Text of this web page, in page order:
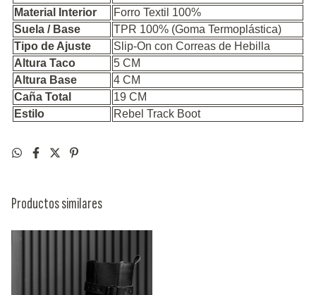
Material Interior
Forro Textil 100%
Suela / Base
TPR 100% (Goma Termoplástica)
Tipo de Ajuste
Slip-On con Correas de Hebilla
Altura Taco
5 CM
Altura Base
4 CM
Caña Total
19 CM
Estilo
Rebel Track Boot
Productos similares